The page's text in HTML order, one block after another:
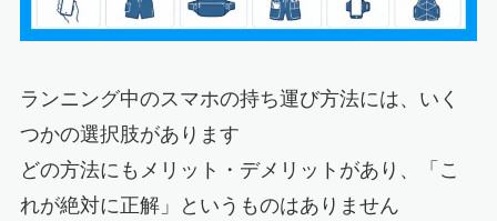
ランニング中のスマホの持ち運び方法には、いく
つかの選択肢があります
どの方法にもメリット・デメリットがあり、「こ
れが絶対に正解」というものはありません